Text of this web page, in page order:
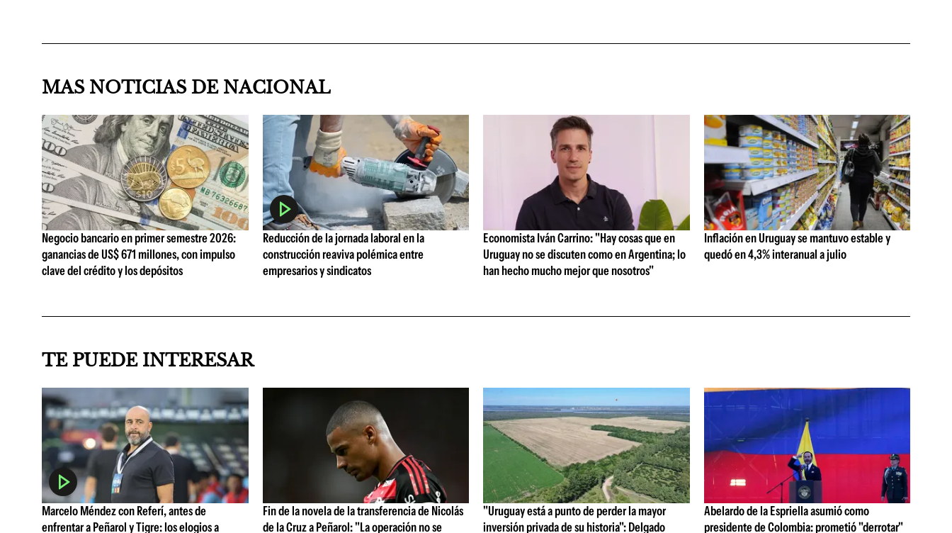
MAS NOTICIAS DE NACIONAL
Negocio bancario en primer semestre 2026:
ganancias de US$ 671 millones, con impulso
clave del crédito y los depósitos
Reducción de la jornada laboral en la
construcción reaviva polémica entre
empresarios y sindicatos
Economista Iván Carrino: "Hay cosas que en
Uruguay no se discuten como en Argentina; lo
han hecho mucho mejor que nosotros"
Inflación en Uruguay se mantuvo estable y
quedó en 4,3% interanual a julio
TE PUEDE INTERESAR
Marcelo Méndez con Referí, antes de
enfrentar a Peñarol y Tigre: los elogios a
Fin de la novela de la transferencia de Nicolás
de la Cruz a Peñarol: "La operación no se
"Uruguay está a punto de perder la mayor
inversión privada de su historia": Delgado
Abelardo de la Espriella asumió como
presidente de Colombia: prometió "derrotar"